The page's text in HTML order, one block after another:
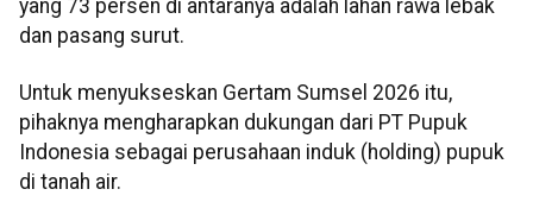
yang 73 persen di antaranya adalah lahan rawa lebak
dan pasang surut.
Untuk menyukseskan Gertam Sumsel 2026 itu,
pihaknya mengharapkan dukungan dari PT Pupuk
Indonesia sebagai perusahaan induk (holding) pupuk
di tanah air.